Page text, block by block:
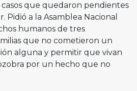
que quedaron pendientes
Pidió a la Asamblea Nacional
humanos de tres
que no cometieron un
alguna y permitir que vivan
por un hecho que no